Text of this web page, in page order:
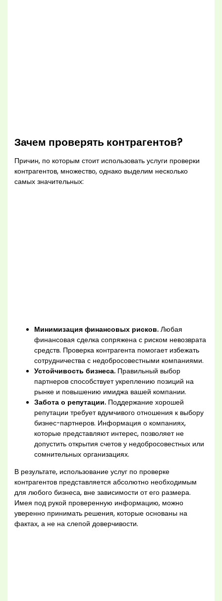
Зачем проверять контрагентов?
Причин, по которым стоит использовать услуги проверки
контрагентов, множество, однако выделим несколько
самых значительных:
Минимизация финансовых рисков. Любая
финансовая сделка сопряжена с риском невозврата
средств. Проверка контрагента помогает избежать
сотрудничества с недобросовестными компаниями.
Устойчивость бизнеса. Правильный выбор
партнеров способствует укреплению позиций на
рынке и повышению имиджа вашей компании.
Забота о репутации. Поддержание хорошей
репутации требует вдумчивого отношения к выбору
бизнес-партнеров. Информация о компаниях,
которые представляют интерес, позволяет не
допустить открытия счетов у недобросовестных или
сомнительных организациях.
В результате, использование услуг по проверке
контрагентов представляется абсолютно необходимым
для любого бизнеса, вне зависимости от его размера.
Имея под рукой проверенную информацию, можно
уверенно принимать решения, которые основаны на
фактах, а не на слепой доверчивости.